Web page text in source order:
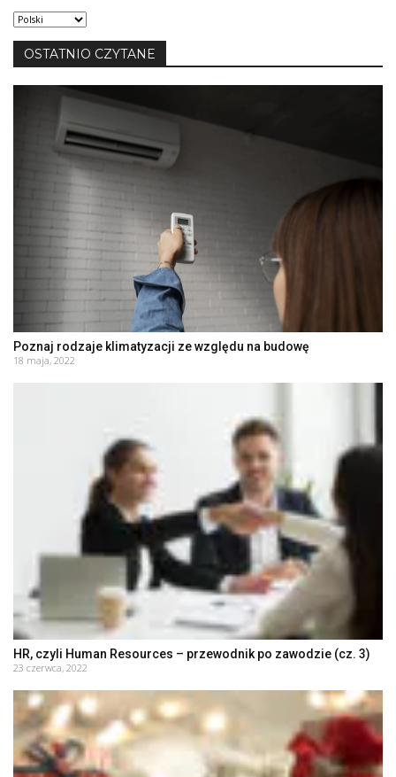
Wybierz
język
OSTATNIO CZYTANE
Poznaj rodzaje klimatyzacji ze względu na budowę
18 maja, 2022
HR, czyli Human Resources – przewodnik po zawodzie (cz. 3)
23 czerwca, 2022